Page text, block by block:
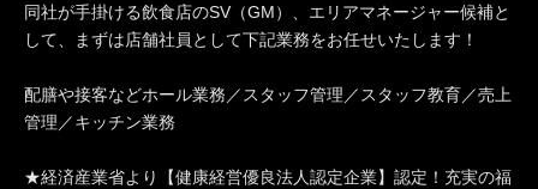
同社が手掛ける飲食店のSV（GM）、エリアマネージャー候補と
して、まずは店舗社員として下記業務をお任せいたします！
配膳や接客などホール業務／スタッフ管理／スタッフ教育／売上
管理／キッチン業務
★経済産業省より【健康経営優良法人認定企業】認定！充実の福